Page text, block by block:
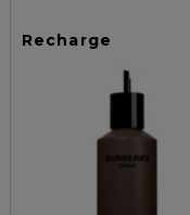
Recharge